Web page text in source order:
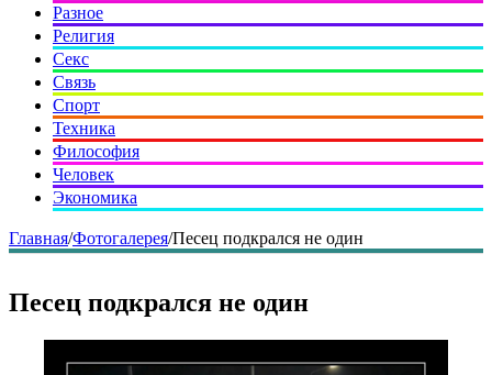
Разное
Религия
Секс
Связь
Спорт
Техника
Философия
Человек
Экономика
Главная/Фотогалерея/Песец подкрался не один
Песец подкрался не один